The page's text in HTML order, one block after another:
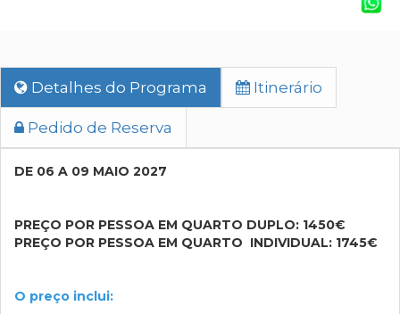
Detalhes do Programa Itinerário
Pedido de Reserva
DE 06 A 09 MAIO 2027
PREÇO POR PESSOA EM QUARTO DUPLO: 1450€
PREÇO POR PESSOA EM QUARTO INDIVIDUAL: 1745€
O preço inclui: